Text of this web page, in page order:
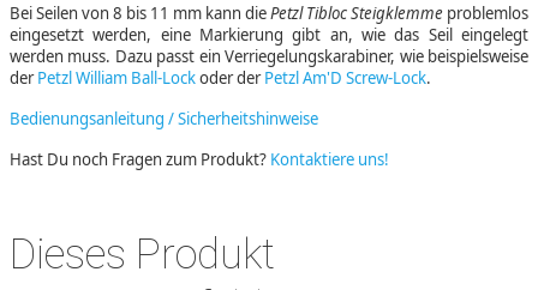
Bei Seilen von 8 bis 11 mm kann diePetzl Tibloc Steigklemme problemlos
eingesetzt werden, eine Markierung gibt an, wie das Seil eingelegt
werden muss. Dazu passt ein Verriegelungskarabiner, wie beispielsweise
derPetzl William Ball-Lockoder derPetzl Am'D Screw-Lock.
Bedienungsanleitung / Sicherheitshinweise
Hast Du noch Fragen zum Produkt? Kontaktiere uns!
Dieses Produkt